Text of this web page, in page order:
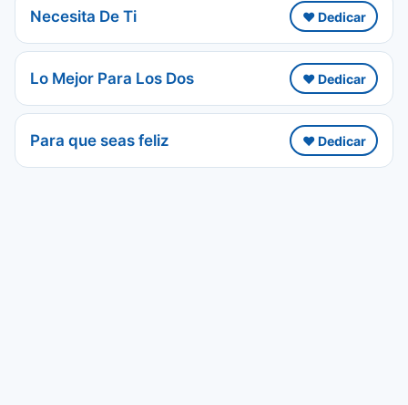
Necesita De Ti ❤️ Dedicar
Lo Mejor Para Los Dos ❤️ Dedicar
Para que seas feliz ❤️ Dedicar